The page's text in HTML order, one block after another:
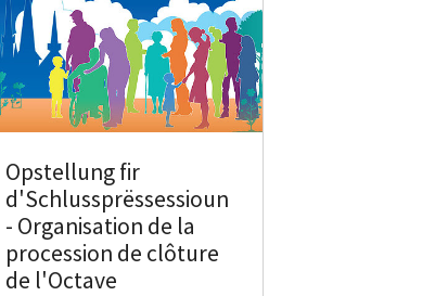
Opstellung fir
d'Schlussprëssessioun
- Organisation de la
procession de clôture
de l'Octave